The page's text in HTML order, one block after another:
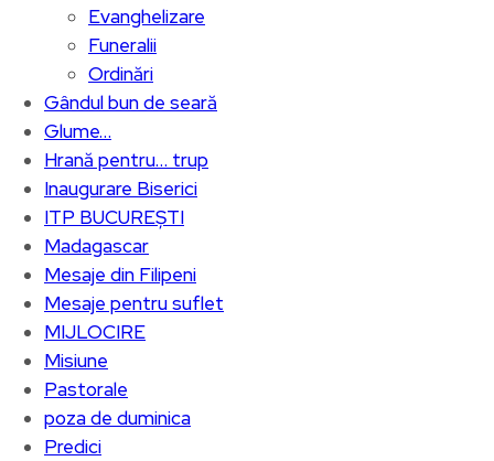
Evanghelizare
Funeralii
Ordinări
Gândul bun de seară
Glume…
Hrană pentru… trup
Inaugurare Biserici
ITP BUCUREȘTI
Madagascar
Mesaje din Filipeni
Mesaje pentru suflet
MIJLOCIRE
Misiune
Pastorale
poza de duminica
Predici